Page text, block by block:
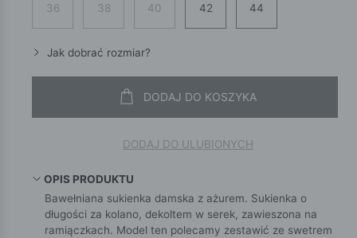
36 38 40 42 44
Jak dobrać rozmiar?
DODAJ DO KOSZYKA
DODAJ DO ULUBIONYCH
OPIS PRODUKTU
Bawełniana sukienka damska z ażurem. Sukienka o
długości za kolano, dekoltem w serek, zawieszona na
ramiączkach. Model ten polecamy zestawić ze swetrem